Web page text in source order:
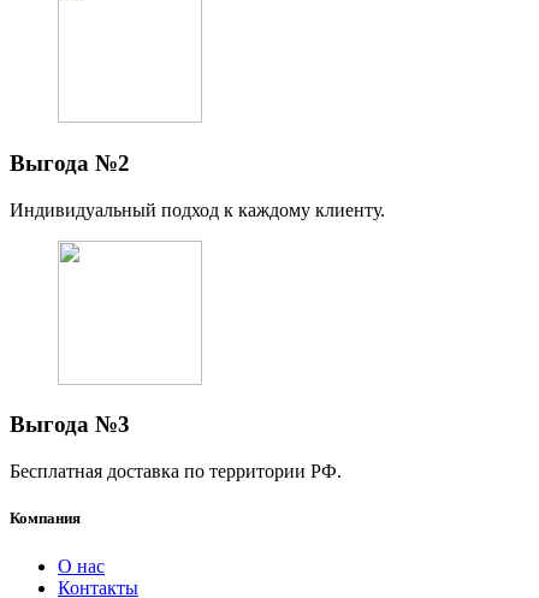
Выгода №2
Индивидуальный подход к каждому клиенту.
Выгода №3
Бесплатная доставка по территории РФ.
Компания
O нас
Контакты